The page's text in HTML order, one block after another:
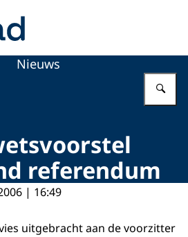
Nieuws
referendum
| 16:49
uitgebracht aan de voorzitter